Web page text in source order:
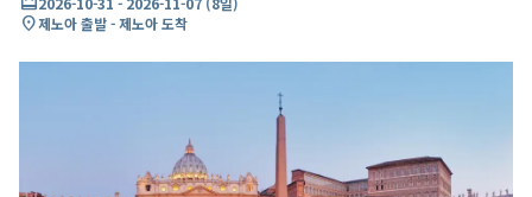
location_on제노아 출발 - 제노아 도착